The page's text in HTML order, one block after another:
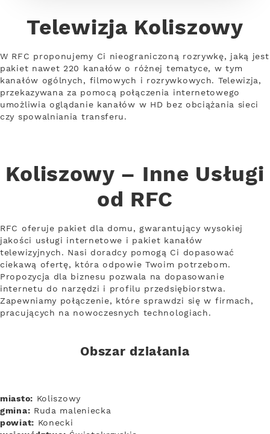
Telewizja Koliszowy
W RFC proponujemy Ci nieograniczoną rozrywkę, jaką jest
pakiet nawet 220 kanałów o różnej tematyce, w tym
kanałów ogólnych, filmowych i rozrywkowych. Telewizja,
przekazywana za pomocą połączenia internetowego
umożliwia oglądanie kanałów w HD bez obciążania sieci
czy spowalniania transferu.
Koliszowy – Inne Usługi
od RFC
RFC oferuje pakiet dla domu, gwarantujący wysokiej
jakości usługi internetowe i pakiet kanałów
telewizyjnych. Nasi doradcy pomogą Ci dopasować
ciekawą ofertę, która odpowie Twoim potrzebom.
Propozycja dla biznesu pozwala na dopasowanie
internetu do narzędzi i profilu przedsiębiorstwa.
Zapewniamy połączenie, które sprawdzi się w firmach,
pracujących na nowoczesnych technologiach.
Obszar działania
miasto: Koliszowy
gmina: Ruda maleniecka
powiat: Konecki